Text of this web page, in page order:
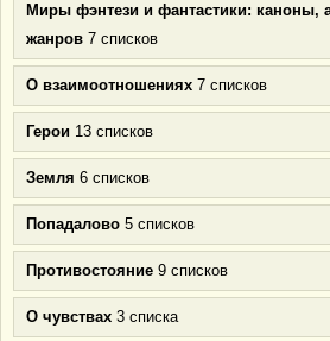
Миры фэнтези и фантастики:
жанров 7 списков
О взаимоотношениях 7 списков
Герои 13 списков
Земля 6 списков
Попадалово 5 списков
Противостояние 9 списков
О чувствах 3 списка